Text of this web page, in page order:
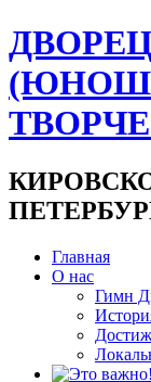
Главная
О нас
Гимн